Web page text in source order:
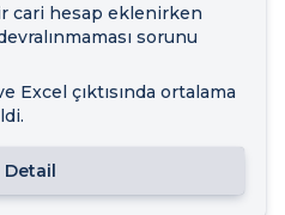
cari hesap eklenirken
sorunu
Excel çıktısında ortalama
Detail